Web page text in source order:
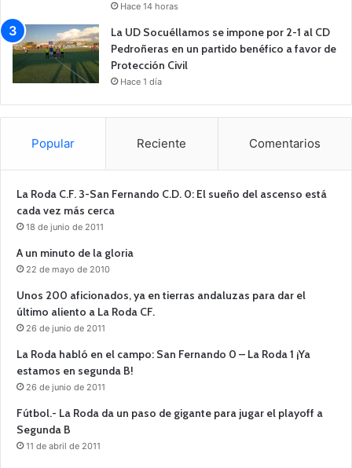
Hace 14 horas
La UD Socuéllamos se impone por 2-1 al CD
Pedroñeras en un partido benéfico a favor de
Protección Civil
Hace 1 día
Popular Reciente Comentarios
La Roda C.F. 3-San Fernando C.D. 0: El sueño del ascenso está
cada vez más cerca
18 de junio de 2011
A un minuto de la gloria
22 de mayo de 2010
Unos 200 aficionados, ya en tierras andaluzas para dar el
último aliento a La Roda CF.
26 de junio de 2011
La Roda habló en el campo: San Fernando 0 – La Roda 1 ¡Ya
estamos en segunda B!
26 de junio de 2011
Fútbol.- La Roda da un paso de gigante para jugar el playoff a
Segunda B
11 de abril de 2011